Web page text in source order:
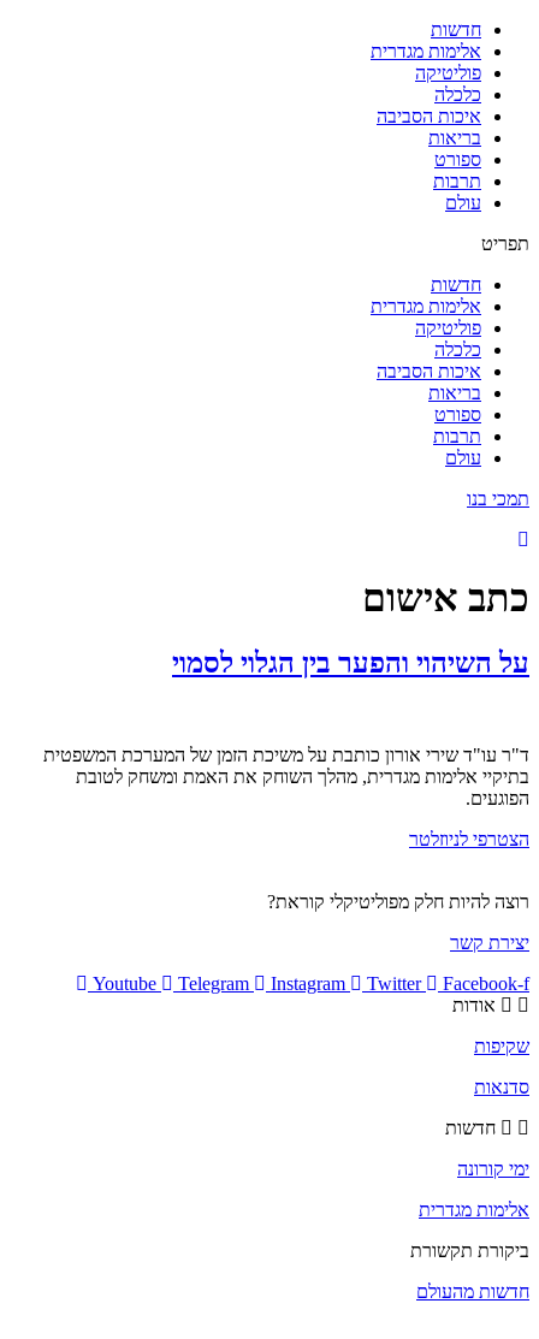
חדשות
אלימות מגדרית
פוליטיקה
כלכלה
איכות הסביבה
בריאות
ספורט
תרבות
עולם
תפריט
חדשות
אלימות מגדרית
פוליטיקה
כלכלה
איכות הסביבה
בריאות
ספורט
תרבות
עולם
תמכי בנו
כתב אישום
על השיהוי והפער בין הגלוי לסמוי
ד"ר עו"ד שירי אורון כותבת על משיכת הזמן של המערכת המשפטית
בתיקיי אלימות מגדרית, מהלך השוחק את האמת ומשחק לטובת
הפוגעים.
הצטרפי לניוזלטר
רוצה להיות חלק מפוליטיקלי קוראת?
יצירת קשר
Youtube
Telegram Instagram Twitter
Facebook-f
אודות
שקיפות
סדנאות
חדשות
ימי קורונה
אלימות מגדרית
ביקורת תקשורת
חדשות מהעולם